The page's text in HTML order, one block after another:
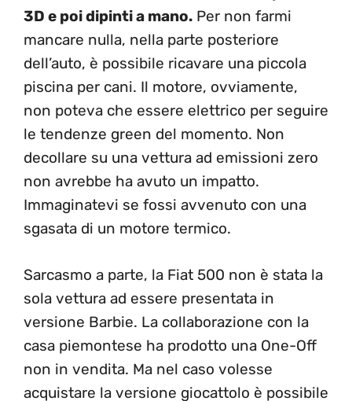
3D e poi dipinti a mano. Per non farmi
mancare nulla, nella parte posteriore
dell’auto, è possibile ricavare una piccola
piscina per cani. Il motore, ovviamente,
non poteva che essere elettrico per seguire
le tendenze green del momento. Non
decollare su una vettura ad emissioni zero
non avrebbe ha avuto un impatto.
Immaginatevi se fossi avvenuto con una
sgasata di un motore termico.
Sarcasmo a parte, la Fiat 500 non è stata la
sola vettura ad essere presentata in
versione Barbie. La collaborazione con la
casa piemontese ha prodotto una One-Off
non in vendita. Ma nel caso volesse
acquistare la versione giocattolo è possibile